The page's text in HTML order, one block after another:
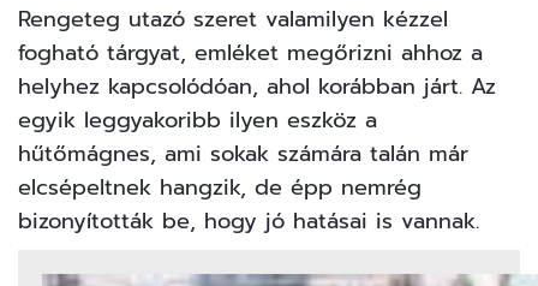
Rengeteg utazó szeret valamilyen kézzel
fogható tárgyat, emléket megőrizni ahhoz a
helyhez kapcsolódóan, ahol korábban járt. Az
egyik leggyakoribb ilyen eszköz a
hűtőmágnes, ami sokak számára talán már
elcsépeltnek hangzik, de épp nemrég
bizonyították be, hogy jó hatásai is vannak.